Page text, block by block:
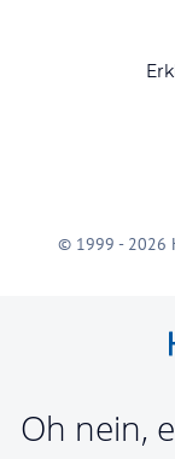
© 1999 - 2026
Oh nein,